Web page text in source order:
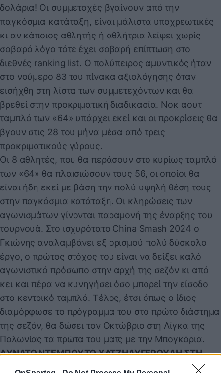
δολάρια! Οι συμμετοχές βγαίνουν από την
παγκόσμια κατάταξη, είναι μάλιστα υποχρεωτικές
κι αν κάποιος αθλητής ή αθλήτρια λείψει χωρίς
σοβαρό λόγο τότε έχει σοβαρή επίπτωση στο
διεθνές ranking list. Ο πολύπειρος αμυντικός ήταν
στο νούμερο 83 του πίνακα αξιολόγησης όταν
εισήχθη στη λίστα των συμμετεχόντων και θα
βρεθεί στην προκριματική διαδικασία. Νοκ άουτ
ταμπλό των «64» υπάρχει εκεί και οι προκρίσεις θα
βγουν στις 28 του μήνα μέσα από τρεις
προκριματικούς γύρους.
Οι 8 αθλητές, που θα περάσουν στο κυρίως ταμπλό
των «64» θα πλαισιώσουν τους 56, οι οποίοι θα
είναι ήδη εκεί με βάση την πολύ υψηλή θέση τους
στην παγκόσμια κατάταξη. Οι κληρώσεις των
αγωνισμάτων γίνονται παραμονή της έναρξης του
τουρνουά. Στο ισχυρότατο China Smash 2024 ο
Γκιώνης αναλαμβάνει εξ ορισμού πολύ δύσκολο
έργο, ο πρώτος στόχος του είναι να δείξει καλό
αγωνιστικό πρόσωπο στην αρχή της σεζόν κι από
κει και πέρα να κυνηγήσει όσο μπορεί την είσοδο
στο κεντρικό ταμπλό. Τέλος, έτσι όπως ο ίδιος
διαμόρφωσε το πρόγραμμα του στο πρώτο διάστημα
της σεζόν, θα δώσει τον Οκτώβριο στη Λίγκα της
Πολωνίας τα πρώτα του ματς με την Μπογκόρια.
ΔΥΝΑΤΟ ΝΤΕΜΠΟΥΤΟ ΧΑΤΖΗΛΥΓΕΡΟΥΔΗ ΣΤΗ
ΔΑΝΙΑ